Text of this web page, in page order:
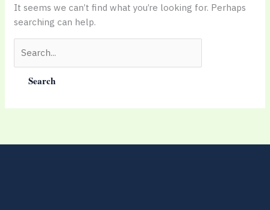
It seems we can’t find what you’re looking for. Perhaps
searching can help.
for: